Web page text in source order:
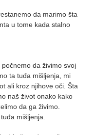
da marimo šta
u tome kada stalno
da živimo svoj
ta tuđa mišljenja, mi
ali kroz njihove oči. Šta
naš život onako kako
da ga živimo.
mišljenja.